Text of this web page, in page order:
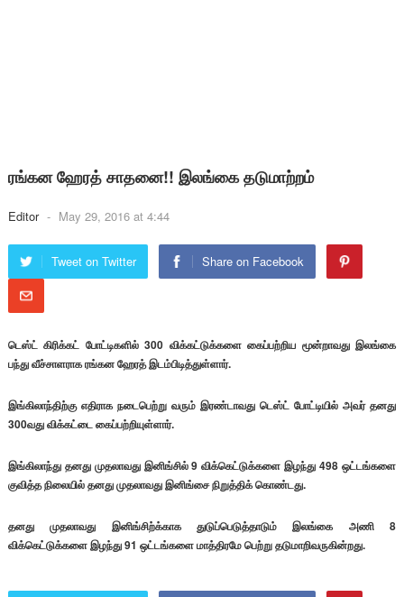
ரங்கன ஹேரத் சாதனை!! இலங்கை தடுமாற்றம்
Editor - May 29, 2016 at 4:44
Tweet on Twitter Share on Facebook
டெஸ்ட் கிரிக்கட் போட்டிகளில் 300 விக்கட்டுக்களை கைப்பற்றிய மூன்றாவது இலங்கை
பந்து வீச்சாளராக ரங்கன ஹேரத் இடம்பிடித்துள்ளார்.
இங்கிலாந்திற்கு எதிராக நடைபெற்று வரும் இரண்டாவது டெஸ்ட் போட்டியில் அவர் தனது
300வது விக்கட்டை கைப்பற்றியுள்ளார்.
இங்கிலாந்து தனது முதலாவது இனிங்சில் 9 விக்கெட்டுக்களை இழந்து 498 ஒட்டங்களை
குவித்த நிலையில் தனது முதலாவது இனிங்சை நிறுத்திக் கொண்டது.
தனது முதலாவது இனிங்சிற்க்காக துடுப்பெடுத்தாடும் இலங்கை அணி 8
விக்கெட்டுக்களை இழந்து 91 ஒட்டங்களை மாத்திரமே பெற்று தடுமாறிவருகின்றது.